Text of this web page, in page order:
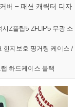
버 – 패션 캐릭터 디자
Z플립5 ZFLIP5 무광 소
힌지보호 핑거링 케이스 /
하드케이스 블랙